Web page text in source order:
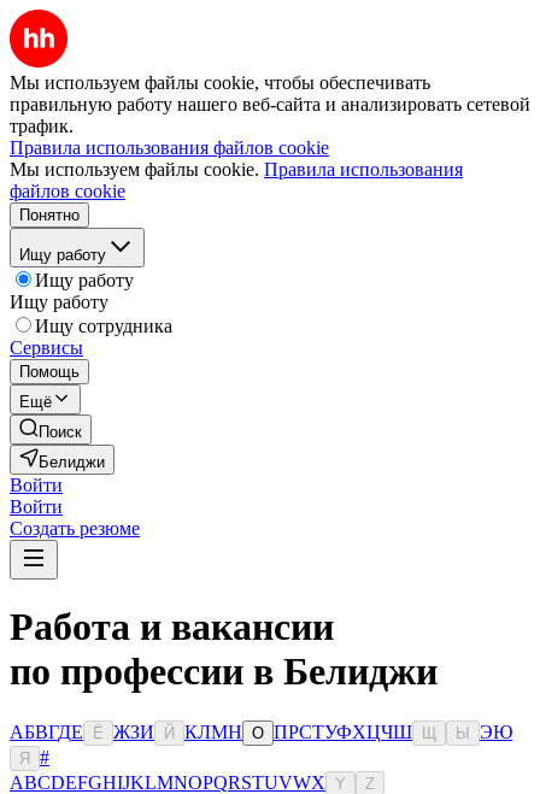
Мы используем файлы cookie, чтобы обеспечивать
правильную работу нашего веб-сайта и анализировать сетевой
трафик.
Правила использования файлов cookie
Мы используем файлы cookie. Правила использования
файлов cookie
Понятно
Ищу работу
Ищу работу
Ищу работу
Ищу сотрудника
Сервисы
Помощь
Ещё
Поиск
Белиджи
Войти
Войти
Создать резюме
Работа и вакансии
по профессии в Белиджи
АБВГДЕ Ё ЖЗИ Й КЛМН О ПРСТУФХЦЧШ Ы ЭЮ
Я
#
ABCDEFGHIJKLMNOPQRSTUVWX Y Z